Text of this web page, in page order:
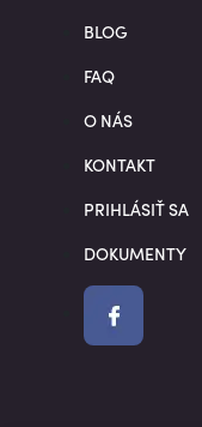
BLOG
FAQ
O NÁS
KONTAKT
PRIHLÁSIŤ SA
DOKUMENTY